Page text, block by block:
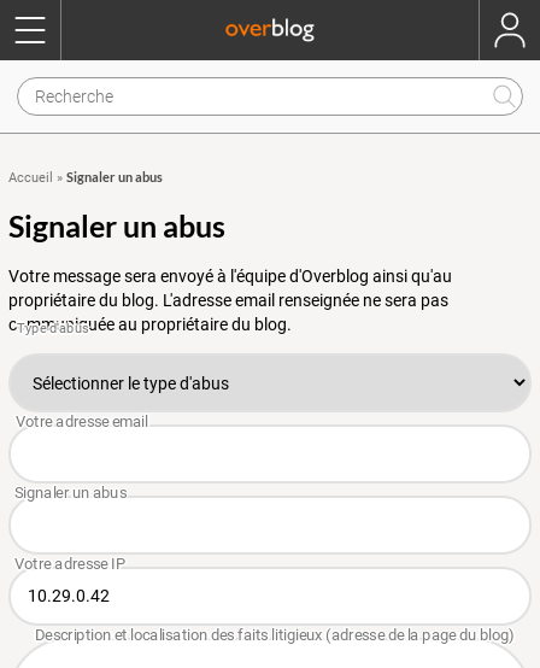
Accueil » Signaler un abus
Signaler un abus
Votre message sera envoyé à l'équipe d'Overblog ainsi qu'au
propriétaire du blog. L'adresse email renseignée ne sera pas
communiquée au propriétaire du blog.